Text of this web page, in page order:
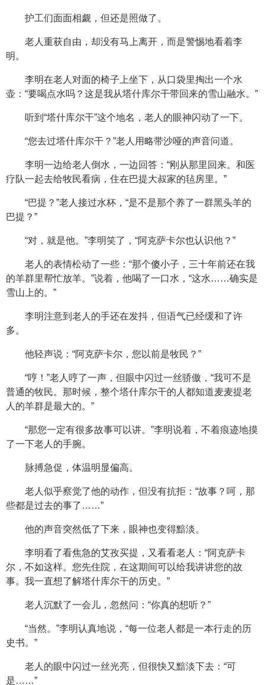
护工们面面相觑，但还是照做了。
老人重获自由，却没有马上离开，而是警惕地看着李
明。
李明在老人对面的椅子上坐下，从口袋里掏出一个水
壶：“要喝点水吗？这是我从塔什库尔干带回来的雪山融水。”
听到“塔什库尔干”这个地名，老人的眼神闪动了一下。
“您去过塔什库尔干？”老人用略带沙哑的声音问道。
李明一边给老人倒水，一边回答：“刚从那里回来。和医
疗队一起去给牧民看病，住在巴提大叔家的毡房里。”
“巴提？”老人接过水杯，“是不是那个养了一群黑头羊的
巴提？”
“对，就是他。”李明笑了，“阿克萨卡尔也认识他？”
老人的表情松动了一些：“那个傻小子，三十年前还在我
的羊群里帮忙放羊。”说着，他喝了一口水，“这水……确实是
雪山上的。”
李明注意到老人的手还在发抖，但语气已经缓和了许
多。
他轻声说：“阿克萨卡尔，您以前是牧民？”
“哼！”老人哼了一声，但眼中闪过一丝骄傲，“我可不是
普通的牧民。那时候，整个塔什库尔干的人都知道麦麦提老
人的羊群是最大的。”
“那您一定有很多故事可以讲。”李明说着，不着痕迹地摸
了一下老人的手腕。
脉搏急促，体温明显偏高。
老人似乎察觉了他的动作，但没有抗拒：“故事？呵，那
些都是过去的事了……”
他的声音突然低了下来，眼神也变得黯淡。
李明看了看焦急的艾孜买提，又看看老人：“阿克萨卡
尔，不如这样。您先住院，在这期间可以给我讲讲您的故
事。我一直想了解塔什库尔干的历史。”
老人沉默了一会儿，忽然问：“你真的想听？”
“当然。”李明认真地说，“每一位老人都是一本行走的历
史书。”
老人的眼中闪过一丝光亮，但很快又黯淡下去：“可
是……”